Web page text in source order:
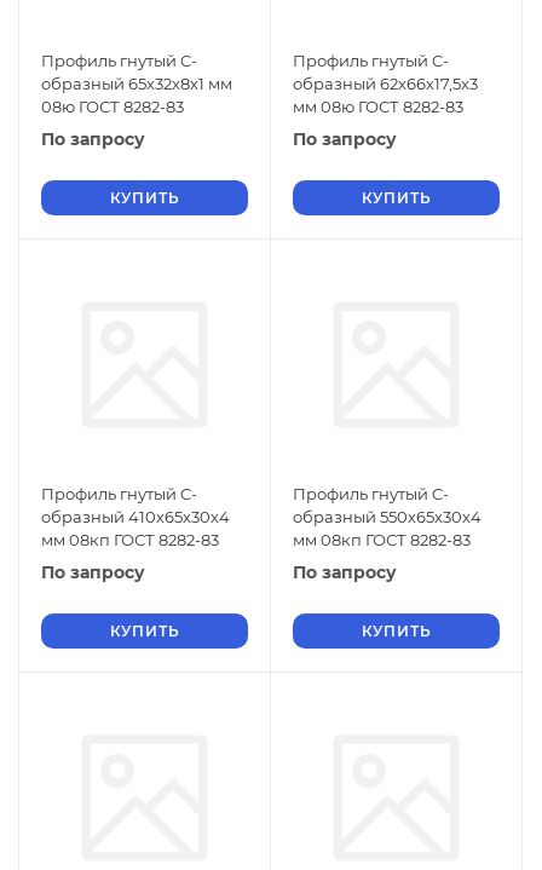
Профиль гнутый C-
образный 65х32х8х1 мм
08ю ГОСТ 8282-83
По запросу
КУПИТЬ
Профиль гнутый C-
образный 62х66х17,5х3
мм 08ю ГОСТ 8282-83
По запросу
КУПИТЬ
Профиль гнутый C-
образный 410х65х30х4
мм 08кп ГОСТ 8282-83
По запросу
КУПИТЬ
Профиль гнутый C-
образный 550х65х30х4
мм 08кп ГОСТ 8282-83
По запросу
КУПИТЬ